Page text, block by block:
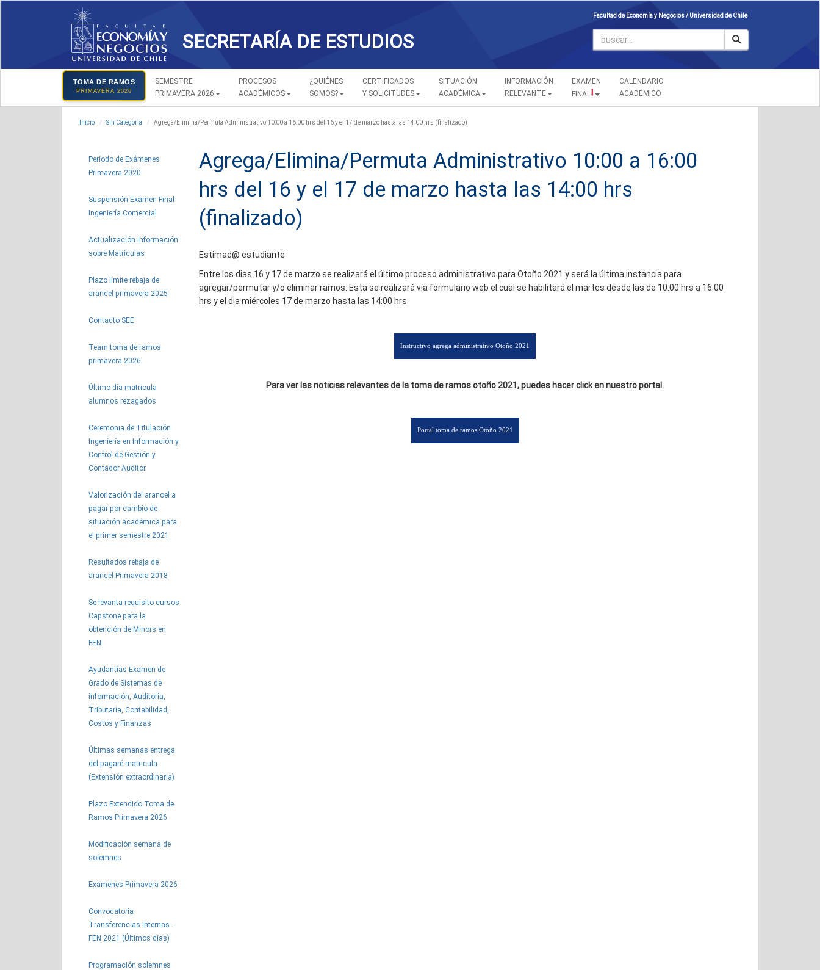
SECRETARÍA DE ESTUDIOS
Facultad de Economía y Negocios / Universidad de Chile
TOMA DE RAMOS
PRIMAVERA 2026
SEMESTRE
PRIMAVERA 2026
PROCESOS
ACADÉMICOS
¿QUIÉNES
SOMOS?
CERTIFICADOS
Y SOLICITUDES
SITUACIÓN
ACADÉMICA
INFORMACIÓN
RELEVANTE
EXAMEN
FINAL!
CALENDARIO
ACADÉMICO
Inicio Sin Categoría Agrega/Elimina/Permuta Administrativo 10:00 a 16:00 hrs del 16 y el 17 de marzo hasta las 14:00 hrs (finalizado)
Período de Exámenes
Primavera 2020
Suspensión Examen Final
Ingeniería Comercial
Actualización información
sobre Matrículas
Plazo límite rebaja de
arancel primavera 2025
Contacto SEE
Team toma de ramos
primavera 2026
Último día matricula
alumnos rezagados
Ceremonia de Titulación
Ingeniería en Información y
Control de Gestión y
Contador Auditor
Valorización del arancel a
pagar por cambio de
situación académica para
el primer semestre 2021
Resultados rebaja de
arancel Primavera 2018
Se levanta requisito cursos
Capstone para la
obtención de Minors en
FEN
Ayudantías Examen de
Grado de Sistemas de
información, Auditoría,
Tributaria, Contabilidad,
Costos y Finanzas
Últimas semanas entrega
del pagaré matricula
(Extensión extraordinaria)
Plazo Extendido Toma de
Ramos Primavera 2026
Modificación semana de
solemnes
Examenes Primavera 2026
Convocatoria
Transferencias Internas -
FEN 2021 (Últimos días)
Programación solemnes
Agrega/Elimina/Permuta Administrativo 10:00 a 16:00
hrs del 16 y el 17 de marzo hasta las 14:00 hrs
(finalizado)
Estimad@ estudiante:
Entre los dias 16 y 17 de marzo se realizará el último proceso administrativo para Otoño 2021 y será la última instancia para
agregar/permutar y/o eliminar ramos. Esta se realizará vía formulario web el cual se habilitará el martes desde las de 10:00 hrs a 16:00
hrs y el dia miércoles 17 de marzo hasta las 14:00 hrs.
Para ver las noticias relevantes de la toma de ramos otoño 2021, puedes hacer click en nuestro portal.